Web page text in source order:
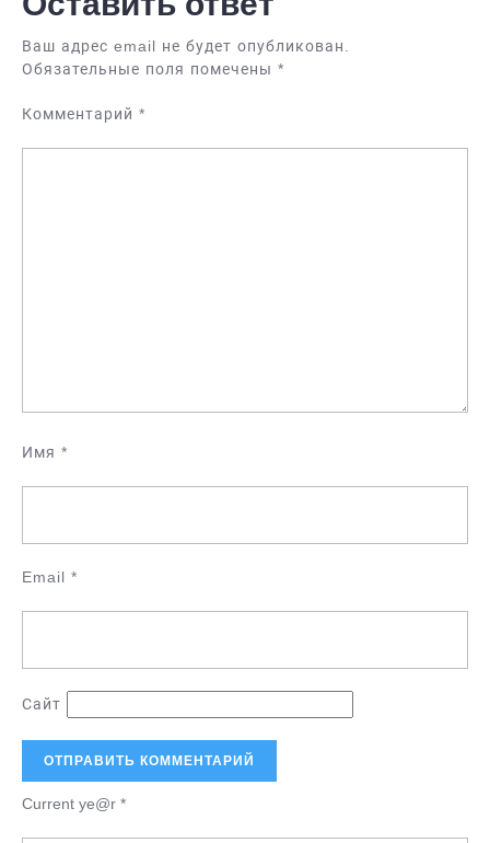
Ваш адрес email не будет опубликован.
Обязательные поля помечены *
Комментарий *
Имя *
Email *
Сайт
Current ye@r *